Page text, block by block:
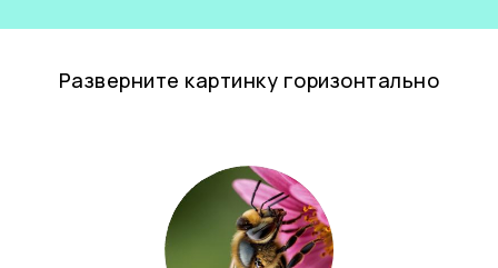
Разверните картинку горизонтально